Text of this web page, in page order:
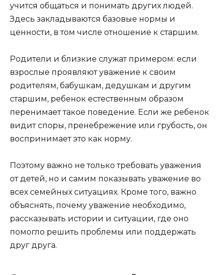
учится общаться и понимать других людей.
Здесь закладываются базовые нормы и
ценности, в том числе отношение к старшим.
Родители и близкие служат примером: если
взрослые проявляют уважение к своим
родителям, бабушкам, дедушкам и другим
старшим, ребенок естественным образом
перенимает такое поведение. Если же ребенок
видит споры, пренебрежение или грубость, он
воспринимает это как норму.
Поэтому важно не только требовать уважения
от детей, но и самим показывать уважение во
всех семейных ситуациях. Кроме того, важно
объяснять, почему уважение необходимо,
рассказывать истории и ситуации, где оно
помогло решить проблемы или поддержать
друг друга.